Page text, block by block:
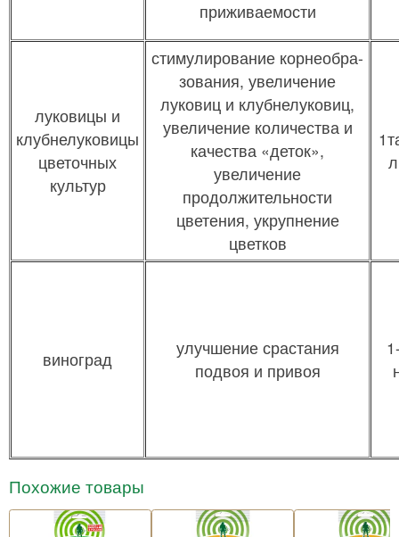
приживаемости
луковицы и
клубнелуковицы
цветочных
культур
стимулирование корнеобра-
зования, увеличение
луковиц и клубнелуковиц,
увеличение количества и
качества «деток»,
увеличение
продолжительности
цветения, укрупнение
цветков
виноград
улучшение срастания
подвоя и привоя
Похожие товары